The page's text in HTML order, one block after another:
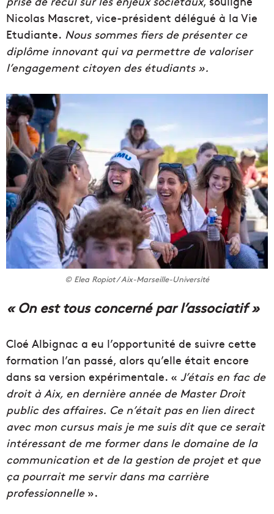
Nicolas Mascret, vice-président délégué à la Vie
Etudiante. Nous sommes fiers de présenter ce
diplôme innovant qui va permettre de valoriser
l’engagement citoyen des étudiants ».
© Elea Ropiot / Aix-Marseille-Université
« On est tous concerné par l’associatif »
Cloé Albignac a eu l’opportunité de suivre cette
formation l’an passé, alors qu’elle était encore
dans sa version expérimentale. « J’étais en fac de
droit à Aix, en dernière année de Master Droit
public des affaires. Ce n’était pas en lien direct
avec mon cursus mais je me suis dit que ce serait
intéressant de me former dans le domaine de la
communication et de la gestion de projet et que
ça pourrait me servir dans ma carrière
professionnelle».